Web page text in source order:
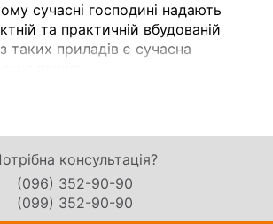
сучасні господині надають
та практичній вбудованій
таких приладів є сучасна
панель.
в той час, як електрична гріє
чергою, нагріває посуд. Це
один із найпопулярніших видів
Єдиний «мінус» - це те, що
плита потребує спеціального
консультація?
(096) 352-90-90
(099) 352-90-90